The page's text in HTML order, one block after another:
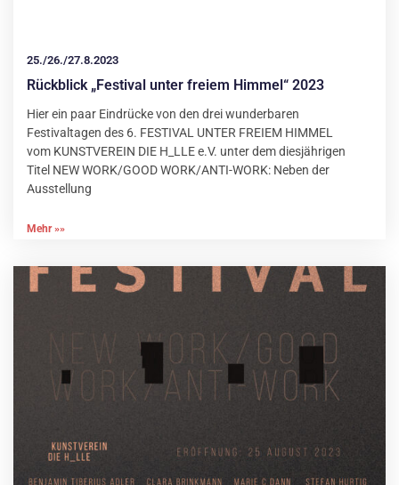
25./26./27.8.2023
Rückblick „Festival unter freiem Himmel“ 2023
Hier ein paar Eindrücke von den drei wunderbaren
Festivaltagen des 6. FESTIVAL UNTER FREIEM HIMMEL
vom KUNSTVEREIN DIE H_LLE e.V. unter dem diesjährigen
Titel NEW WORK/GOOD WORK/ANTI-WORK: Neben der
Ausstellung
Mehr »»